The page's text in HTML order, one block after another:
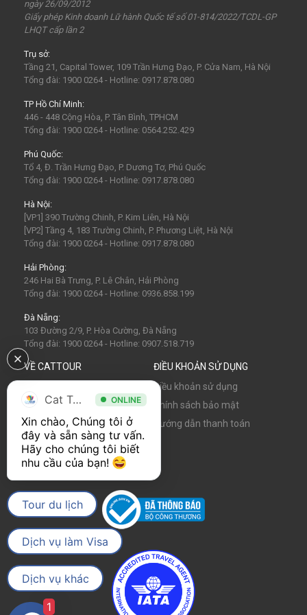
Tam Chúc
chùa Tam Chúc
Sa Pa
30Thg4
Nha Trang
biểu tượng may mắn
con vật may mắn
osaka
du lịch Nhật Bản 7 ngày
khách sạn con nhộng
fukuoka Lào
bar Nhật Bản
mông cổ giá rể
mông cổ có gì visa mông cổ
indonesia
Maldives
Man-đi-vơ LaGi
ngày 26/09/2012
Giấy phép Kinh doanh Lữ hành Quốc tế số 01-814/2022/TCDL-GP
LHQT cấp lần 2
Trụ sở:
Tầng 21, Capital Tower, 109 Trần Hưng Đạo, P. Cửa Nam, Hà Nội
Tổng đài: 1900 0264 - Hotline: 0917.878.080
TP Hồ Chí Minh:
446 - 448 Cộng Hòa, P. Tân Bình, TPHCM
Tổng đài: 1900 0264 - Hotline: 0564.252.429
Phú Quốc:
Tổ 4, Đ. Trần Hưng Đạo, P. Dương Tơ, Phú Quốc
Tổng đài: 1900 0264 - Hotline: 0917.878.080
Hà Nội:
[VP1] 390 Trường Chinh, P. Kim Liên, Hà Nội
[VP2] Tầng 4, 183 Trường Chinh, P. Phương Liệt, Hà Nội
Tổng đài: 1900 0264 - Hotline: 0917.878.080
Hải Phòng:
246 Hai Bà Trưng, P. Lê Chân, Hải Phòng
Tổng đài: 1900 0264 - Hotline: 0936.858.199
Đà Nẵng:
103 Đường 2/9, P. Hòa Cường, Đà Nẵng
Tổng đài: 1900 0264 - Hotline: 0907.518.719
VỀ CATTOUR
Tin tức
Hợp tác cùng Cattour
Cơ hội nghề nghiệp
ĐIỀU KHOẢN SỬ DỤNG
Điều khoản sử dụng
Chính sách bảo mật
Hướng dẫn thanh toán
Cat Tour ONLINE
Xin chào, Chúng tôi ở
đây và sẵn sàng tư vấn.
Hãy cho chúng tôi biết
nhu cầu của bạn!
Tour du lịch
Dịch vụ làm Visa
Dịch vụ khác
1